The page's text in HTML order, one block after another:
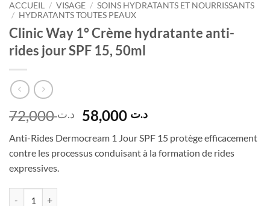
ACCUEIL / VISAGE / SOINS HYDRATANTS ET NOURRISSANTS
/ HYDRATANTS TOUTES PEAUX
Clinic Way 1° Crème hydratante anti-
rides jour SPF 15, 50ml
د.ت72,000
Le
prix
initial
était :
د.تLe
actuel
est :
Anti-Rides Dermocream 1 Jour SPF 15 protège efficacement
contre les processus conduisant à la formation de rides
expressives.